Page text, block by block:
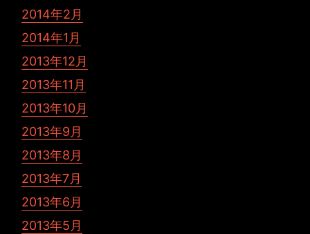
2014年2月
2014年1月
2013年12月
2013年11月
2013年10月
2013年9月
2013年8月
2013年7月
2013年6月
2013年5月